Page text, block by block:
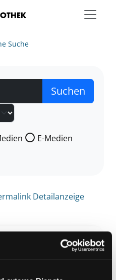
Suche
nach der Sie suchen wollen.
E-Medien
Detailanzeige